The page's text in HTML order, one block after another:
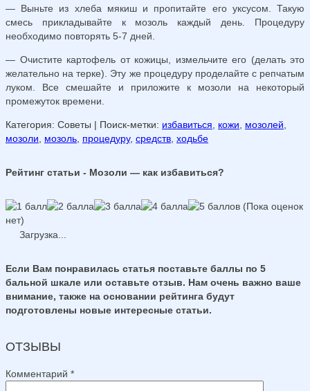
— Выньте из хлеба мякиш и пропитайте его уксусом. Такую
смесь прикладывайте к мозоль каждый день. Процедуру
необходимо повторять 5-7 дней.
— Очистите картофель от кожицы, измельчите его (делать это
желательно на терке). Эту же процедуру проделайте с репчатым
луком. Все смешайте и приложите к мозоли на некоторый
промежуток времени.
Категория: Советы | Поиск-метки: избавиться кожи мозолей
мозоли
мозоль процедуру, средств ходьбе
Рейтинг статьи - Мозоли — как избавиться?
(Пока оценок
нет)
Загрузка...
Если Вам понравилась статья поставьте баллы по 5
бальной шкале или оставьте отзыв. Нам очень важно ваше
внимание, также на основании рейтинга будут
подготовлены новые интересные статьи.
ОТЗЫВЫ
Комментарий *